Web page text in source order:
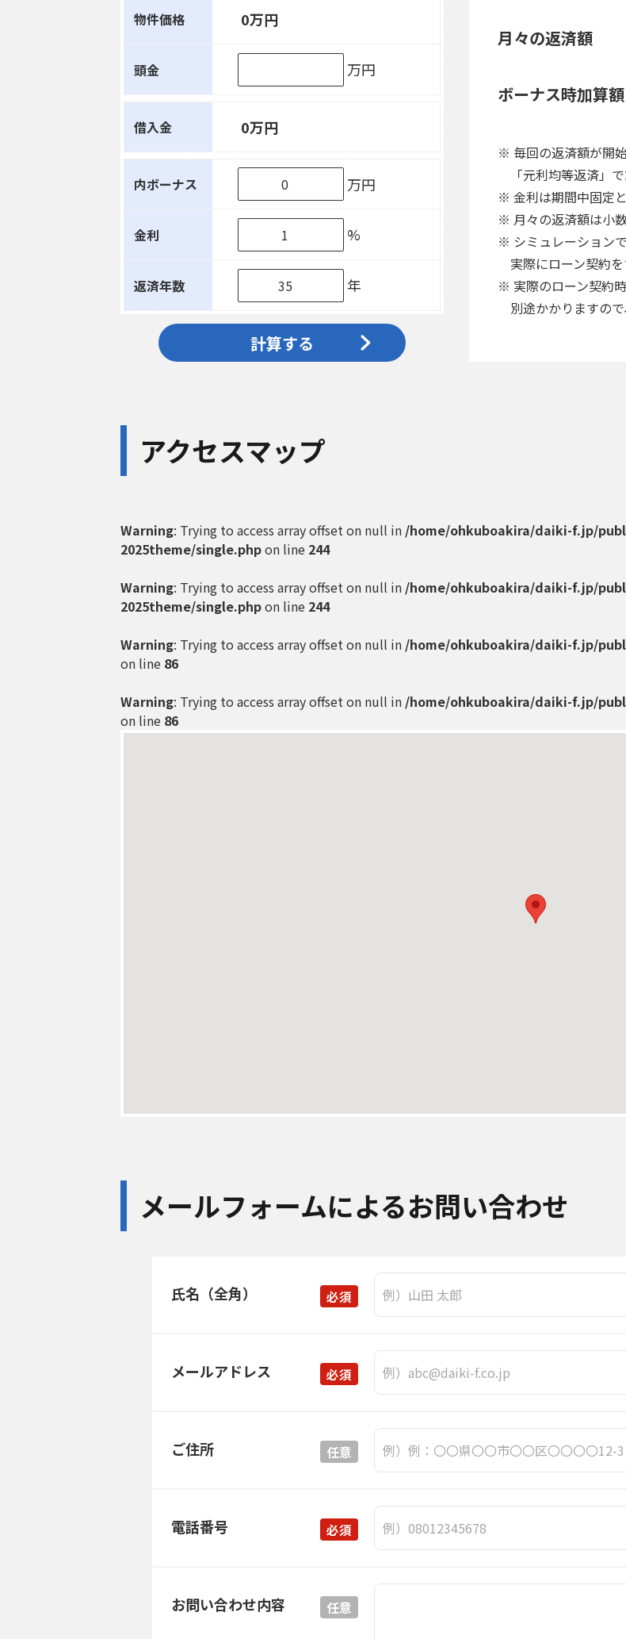
物件価格 0万円
頭金 万円
借入金 0万円
内ボーナス 万円
金利 %
返済年数 年
計算する
月々の返済額
ボーナス時加算額
※ 毎回の返済額が開
「元利均等返済」で
※ 金利は期間中固定
※ 月々の返済額は小
※ シミュレーション
実際にローン契約を
※ 実際のローン契約
別途かかりますので
アクセスマップ
Warning: Trying to access array offset on null in /home/ohkuboakira/daiki-f.jp/
2025theme/single.phpon line 244
Warning: Trying to access array offset on null in /home/ohkuboakira/daiki-f.jp/
2025theme/single.phpon line 244
Warning: Trying to access array offset on null in /home/ohkuboakira/daiki-f.jp/
on line 86
Warning: Trying to access array offset on null in /home/ohkuboakira/daiki-f.jp/
on line 86
メールフォームによるお問い合わせ
氏名（全角） 必須
メールアドレス 必須
ご住所 任意
電話番号 必須
お問い合わせ内容 任意